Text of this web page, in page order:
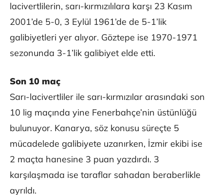
lacivertlilerin, sarı-kırmızılılara karşı 23 Kasım
2001’de 5-0, 3 Eylül 1961’de de 5-1’lik
galibiyetleri yer alıyor. Göztepe ise 1970-1971
sezonunda 3-1’lik galibiyet elde etti.
Son 10 maç
Sarı-lacivertliler ile sarı-kırmızılar arasındaki son
10 lig maçında yine Fenerbahçe’nin üstünlüğü
bulunuyor. Kanarya, söz konusu süreçte 5
mücadelede galibiyete uzanırken, İzmir ekibi ise
2 maçta hanesine 3 puan yazdırdı. 3
karşılaşmada ise taraflar sahadan beraberlikle
ayrıldı.